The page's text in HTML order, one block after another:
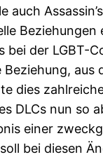
der LGBT-
dies
DLCs nun so
einer
bei diesen